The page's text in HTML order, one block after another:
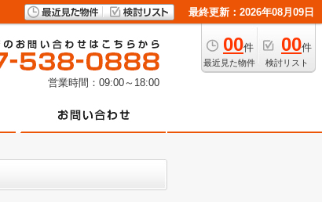
最終更新：2026年08月09日
00件
最近見た物件
00件
検討リスト
営業時間：09:00～18:00